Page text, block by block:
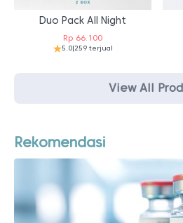
Duo Pack All Night
Rp 66.100
5.0|259 terjual
View All
Rekomendasi